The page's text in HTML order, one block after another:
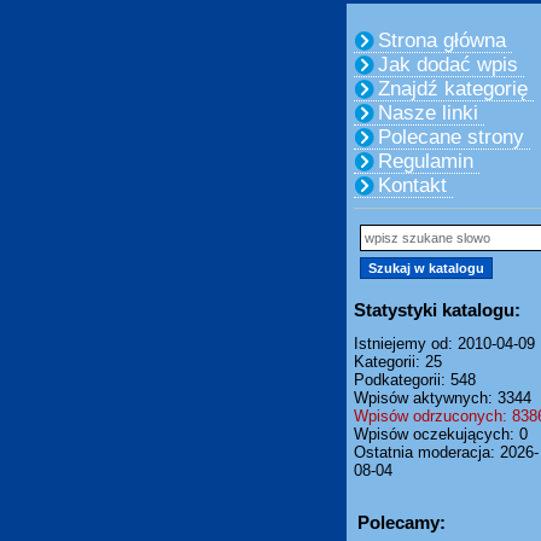
Strona główna
Jak dodać wpis
Znajdź kategorię
Nasze linki
Polecane strony
Regulamin
Kontakt
Statystyki katalogu:
Istniejemy od: 2010-04-09
Kategorii: 25
Podkategorii: 548
Wpisów aktywnych: 3344
Wpisów odrzuconych:
Wpisów oczekujących: 0
Ostatnia moderacja: 2026-
08-04
Polecamy: